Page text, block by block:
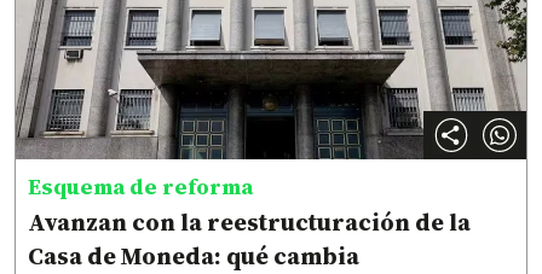
Esquema de reforma
Avanzan con la reestructuración de la
Casa de Moneda: qué cambia